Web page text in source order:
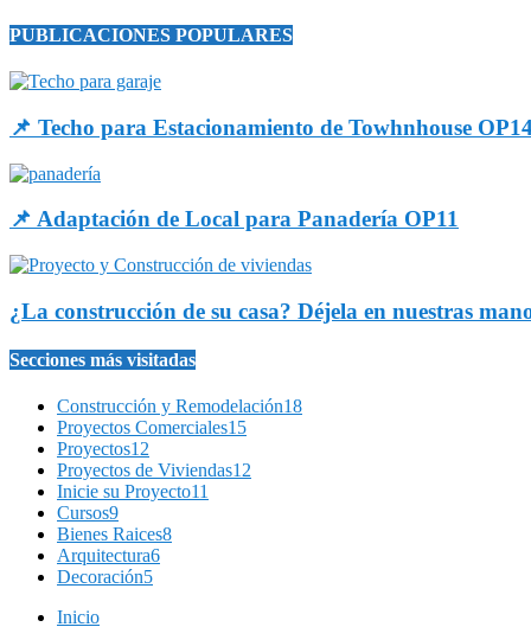
PUBLICACIONES POPULARES
📌 Techo para Estacionamiento de Towhnhouse
📌 Adaptación de Local para Panadería OP11
¿La construcción de su casa? Déjela en nuestras
Secciones más visitadas
Construcción y Remodelación18
Proyectos Comerciales15
Proyectos12
Proyectos de Viviendas12
Inicie su Proyecto11
Cursos9
Bienes Raices8
Arquitectura6
Decoración5
Inicio